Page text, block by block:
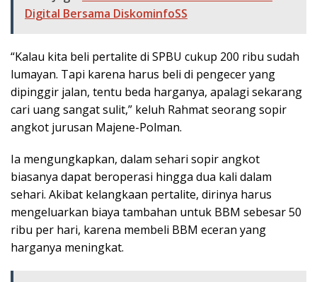
Digital Bersama DiskominfoSS
“Kalau kita beli pertalite di SPBU cukup 200 ribu sudah
lumayan. Tapi karena harus beli di pengecer yang
dipinggir jalan, tentu beda harganya, apalagi sekarang
cari uang sangat sulit,” keluh Rahmat seorang sopir
angkot jurusan Majene-Polman.
Ia mengungkapkan, dalam sehari sopir angkot
biasanya dapat beroperasi hingga dua kali dalam
sehari. Akibat kelangkaan pertalite, dirinya harus
mengeluarkan biaya tambahan untuk BBM sebesar 50
ribu per hari, karena membeli BBM eceran yang
harganya meningkat.